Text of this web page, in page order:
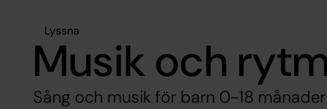
Lyssna
Musik och
Sång och musik för barn 0-18